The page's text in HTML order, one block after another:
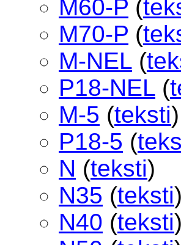
M60-P (
M70-P (
M-NEL (
P18-NEL (
M-5 (teksti)
P18-5 (
N (teksti)
N35 (teksti)
N40 (teksti)